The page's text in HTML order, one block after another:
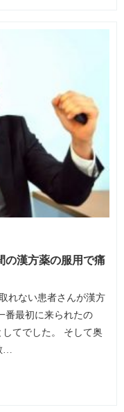
の漢方薬の服用で痛
れない患者さんが漢方
番最初に来られたの
てでした。 そして奥
…